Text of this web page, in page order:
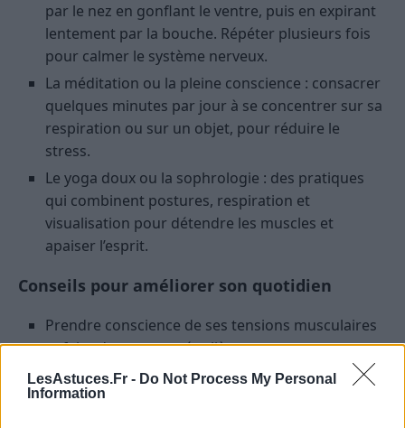
LesAstuces.Fr - Do Not Process My Personal
Information
par le nez en gonflant le ventre, puis en expirant
lentement par la bouche. Répéter plusieurs fois
pour calmer le système nerveux.
La méditation ou la pleine conscience : consacrer
quelques minutes par jour à se concentrer sur sa
respiration ou sur un objet, pour réduire le
stress.
Le yoga doux ou la sophrologie : des pratiques
qui combinent postures, respiration et
visualisation pour détendre les muscles et
apaiser l’esprit.
Conseils pour améliorer son quotidien
Prendre conscience de ses tensions musculaires
et faire des pauses régulières.
Pratiquer une activité physique régulière adaptée
à ses capacités.